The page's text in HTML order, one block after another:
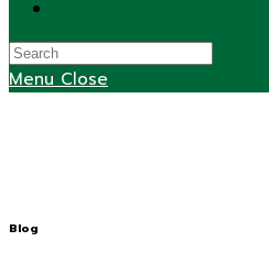
search
Menu Close
Blog